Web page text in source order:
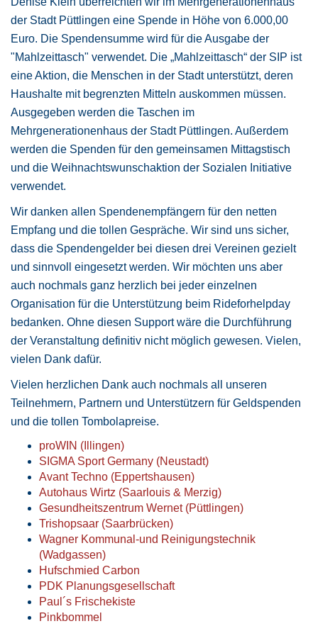
der Stadt Püttlingen eine Spende in Höhe von 6.000,00
Euro. Die Spendensumme wird für die Ausgabe der
"Mahlzeittasch" verwendet. Die „Mahlzeittasch“ der SIP ist
eine Aktion, die Menschen in der Stadt unterstützt, deren
Haushalte mit begrenzten Mitteln auskommen müssen.
Ausgegeben werden die Taschen im
Mehrgenerationenhaus der Stadt Püttlingen. Außerdem
werden die Spenden für den gemeinsamen Mittagstisch
und die Weihnachtswunschaktion der Sozialen Initiative
verwendet.
Wir danken allen Spendenempfängern für den netten
Empfang und die tollen Gespräche. Wir sind uns sicher,
dass die Spendengelder bei diesen drei Vereinen gezielt
und sinnvoll eingesetzt werden. Wir möchten uns aber
auch nochmals ganz herzlich bei jeder einzelnen
Organisation für die Unterstützung beim Rideforhelpday
bedanken. Ohne diesen Support wäre die Durchführung
der Veranstaltung definitiv nicht möglich gewesen. Vielen,
vielen Dank dafür.
Vielen herzlichen Dank auch nochmals all unseren
Teilnehmern, Partnern und Unterstützern für Geldspenden
und die tollen Tombolapreise.
proWIN (Illingen)
SIGMA Sport Germany (Neustadt)
Avant Techno (Eppertshausen)
Autohaus Wirtz (Saarlouis & Merzig)
Gesundheitszentrum Wernet (Püttlingen)
Trishopsaar (Saarbrücken)
Wagner Kommunal-und Reinigungstechnik
(Wadgassen)
Hufschmied Carbon
PDK Planungsgesellschaft
Paul´s Frischekiste
Pinkbommel